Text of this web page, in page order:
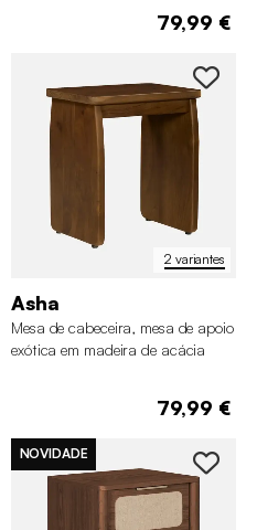
79,99 €
2 variantes
Asha
Mesa de cabeceira, mesa de apoio
exótica em madeira de acácia
79,99 €
NOVIDADE